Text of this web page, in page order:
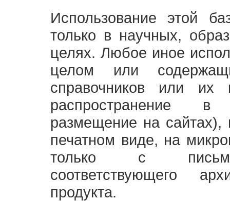
Использование этой
только в научных,
целях. Любое иное
целом или
справочников или их
распространение
размещение на
печатном виде, на
только с
соответствующего
продукта.